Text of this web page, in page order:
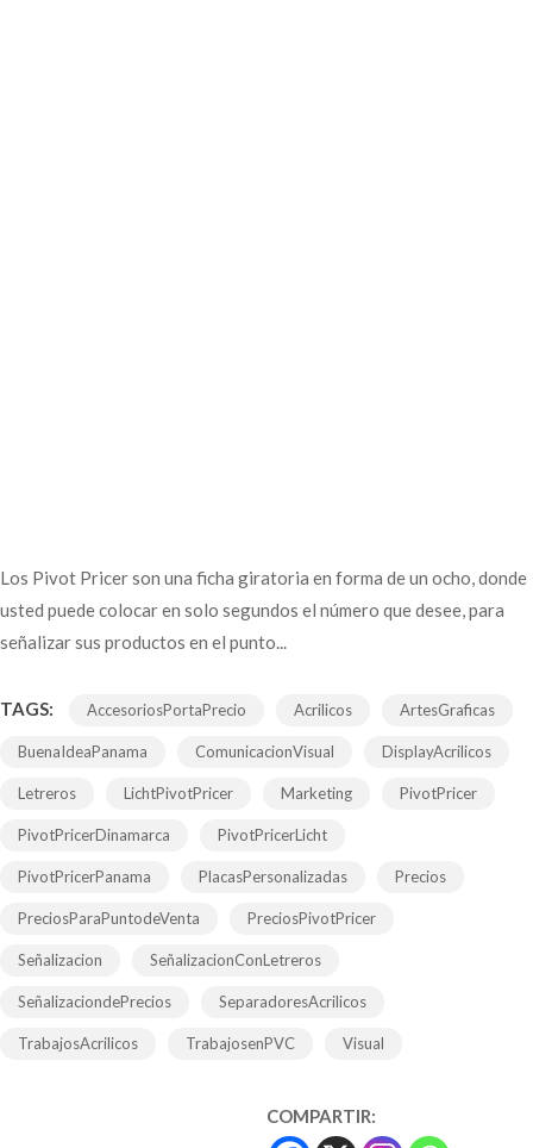
Los Pivot Pricer son una ficha giratoria en forma de un ocho, donde
usted puede colocar en solo segundos el número que desee, para
señalizar sus productos en el punto...
TAGS: AccesoriosPortaPrecio Acrilicos ArtesGraficas
BuenaIdeaPanama ComunicacionVisual DisplayAcrilicos
Letreros LichtPivotPricer Marketing PivotPricer
PivotPricerDinamarca PivotPricerLicht
PivotPricerPanama PlacasPersonalizadas Precios
PreciosParaPuntodeVenta PreciosPivotPricer
Señalizacion SeñalizacionConLetreros
SeñalizaciondePrecios SeparadoresAcrilicos
TrabajosAcrilicos TrabajosenPVC Visual
COMPARTIR: